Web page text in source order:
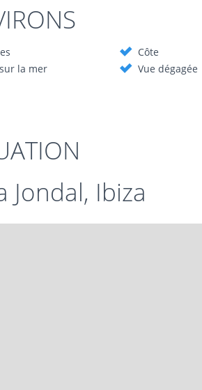
Côte
la mer
Vue dégagée
Jondal, Ibiza